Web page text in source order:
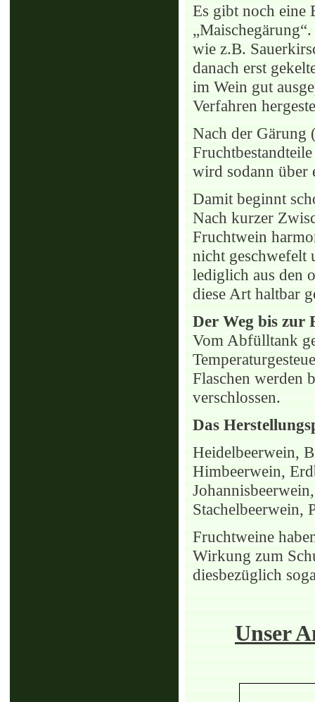
Es gibt noch eine
wie z.B.
danach erst
im Wein gut
Verfahren
Nach der Gärung
wird sodann über
Damit beginnt
Nach kurzer
Fruchtwein
nicht geschwefelt
lediglich aus den
diese Art haltbar
Der Weg bis zur
Vom Abfülltank
Flaschen werden
verschlossen.
Das
Heidelbeerwein,
Himbeerwein,
Johannisbeerwein,
Stachelbeerwein,
Fruchtweine
Wirkung zum
diesbezüglich
Unser